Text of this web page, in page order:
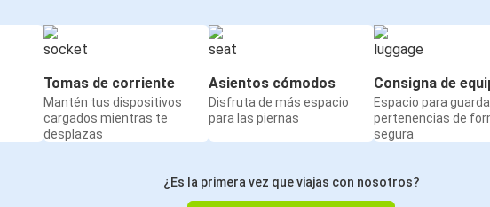
Tomas de corriente
Mantén tus dispositivos
cargados mientras te
desplazas
Asientos cómodos
Disfruta de más espacio
para las piernas
Consigna de
Espacio para
pertenencias de
segura
¿Es la primera vez que viajas con nosotros?